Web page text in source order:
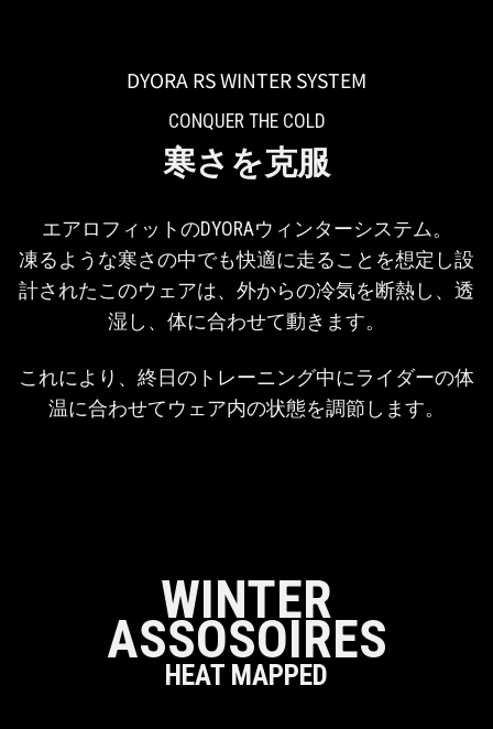
DYORA RS WINTER SYSTEM
CONQUER THE COLD
寒さを克服
エアロフィットのDYORAウィンターシステム。
凍るような寒さの中でも快適に走ることを想定し設
計されたこのウェアは、外からの冷気を断熱し、透
湿し、体に合わせて動きます。
これにより、終日のトレーニング中にライダーの体
温に合わせてウェア内の状態を調節します。
WINTER
ASSOSOIRES
HEAT MAPPED